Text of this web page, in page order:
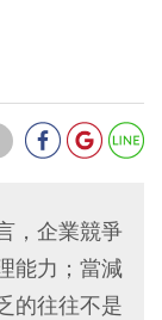
，企業競爭
能力；當減
的往往不是